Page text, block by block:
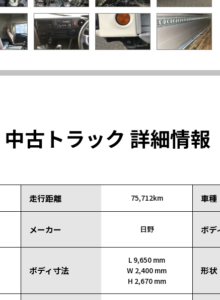
中古トラック 詳細情報
走行距離 75,712km 車種
メーカー 日野 ボデ
ボディ寸法
L 9,650 mm
W 2,400 mm
H 2,670 mm
形状